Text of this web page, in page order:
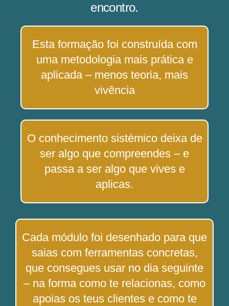
encontro.
Esta formação foi construída com
uma metodologia mais prática e
aplicada – menos teoria, mais
vivência
O conhecimento sistémico deixa de
ser algo que compreendes – e
passa a ser algo que vives e
aplicas.
Cada módulo foi desenhado para que
saias com ferramentas concretas,
que consegues usar no dia seguinte
– na forma como te relacionas, como
apoias os teus clientes e como te